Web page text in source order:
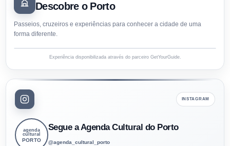
Descobre o Porto
Passeios, cruzeiros e experiências para conhecer a cidade de uma
forma diferente.
Experiência disponibilizada através do parceiro GetYourGuide.
INSTAGRAM
agenda
cultural
PORTO
Segue a Agenda Cultural do Porto
@agenda_cultural_porto